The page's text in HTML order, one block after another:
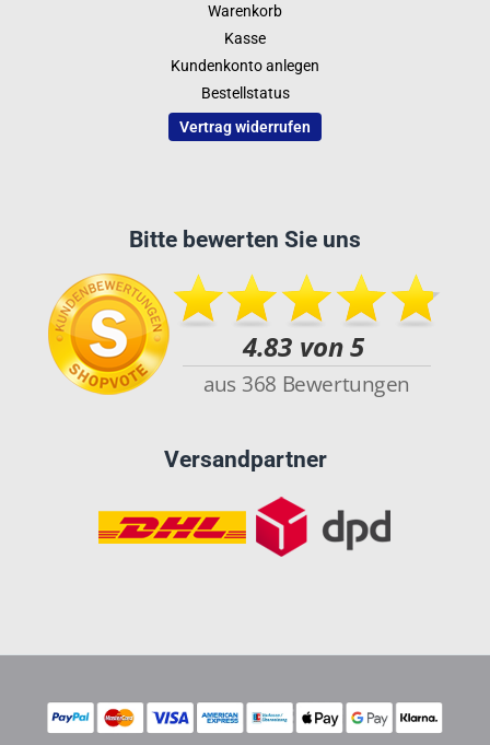
Warenkorb
Kasse
Kundenkonto anlegen
Bestellstatus
Vertrag widerrufen
Bitte bewerten Sie uns
Versandpartner